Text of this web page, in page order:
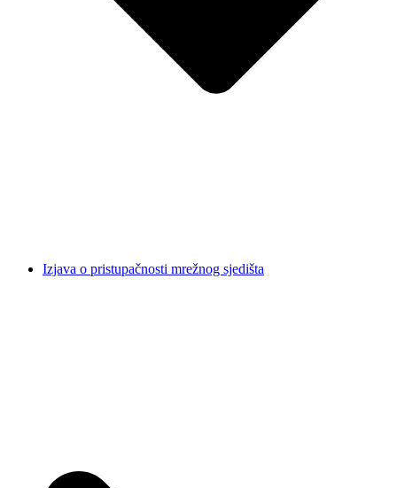
Izjava o pristupačnosti mrežnog sjedišta